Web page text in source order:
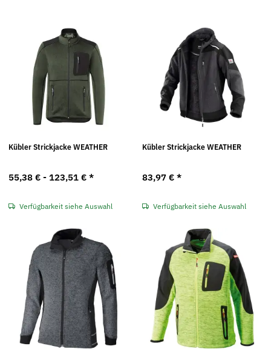
Kübler Strickjacke WEATHER
55,38 € - 123,51 € *
Verfügbarkeit siehe Auswahl
Kübler Strickjacke WEATHER
83,97 € *
Verfügbarkeit siehe Auswahl